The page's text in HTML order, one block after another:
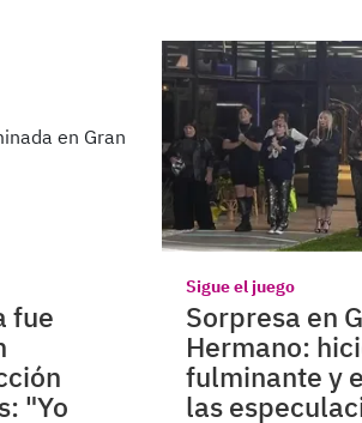
fue
"Yo
Sigue el juego
Sorpresa en
Hermano:
fulminante y
las